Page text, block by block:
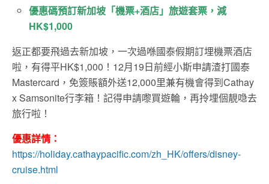
優惠碼預訂新加坡「機票+酒店」旅遊套票，減
HK$1,000
返正都要飛過去新加坡，一次過喺國泰假期訂埋機票酒店
啦，有得平HK$1,000！12月19日前經小斯申請渣打國泰
Mastercard，免簽賬額外送12,000里兼有機會得到Cathay
x Samsonite行李箱！記得申請嚟買遊輪，再拎埋個靚喼去
旅行啦！
優惠詳情：
https://holiday.cathaypacific.com/zh_HK/offers/disney-
cruise.html